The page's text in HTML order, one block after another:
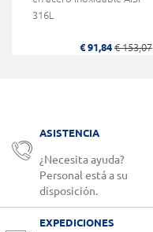
316L
€ 91,84 € 153,07
ASISTENCIA
¿Necesita ayuda?
Personal está a su
disposición.
EXPEDICIONES